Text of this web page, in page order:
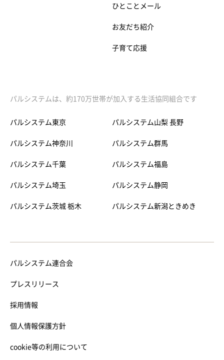
ひとことメール
お友だち紹介
子育て応援
パルシステムは、約170万世帯が加入する生活協同組合です
パルシステム東京
パルシステム神奈川
パルシステム千葉
パルシステム埼玉
パルシステム茨城 栃木
パルシステム山梨 長野
パルシステム群馬
パルシステム福島
パルシステム静岡
パルシステム新潟ときめき
パルシステム連合会
プレスリリース
採用情報
個人情報保護方針
cookie等の利用について